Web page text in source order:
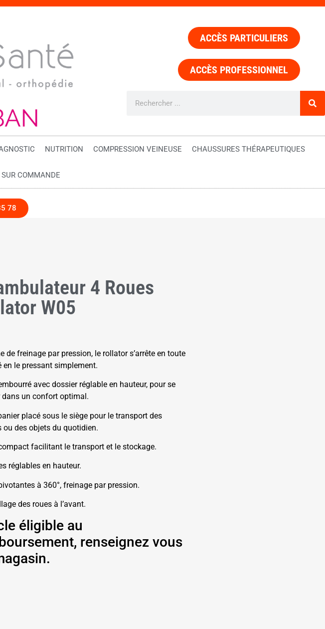
ACCÈS PARTICULIERS
ACCÈS PROFESSIONNEL
NUTRITION COMPRESSION VEINEUSE CHAUSSURES THÉRAPEUTIQUES
COMMANDE
78
4 Roues
W05
de freinage par pression, le rollator s’arrête en toute
en le pressant simplement.
avec dossier réglable en hauteur, pour se
dans un confort optimal.
placé sous le siège pour le transport des
ou des objets du quotidien.
facilitant le transport et le stockage.
réglables en hauteur.
à 360°, freinage par pression.
des roues à l’avant.
éligible au
renseignez vous